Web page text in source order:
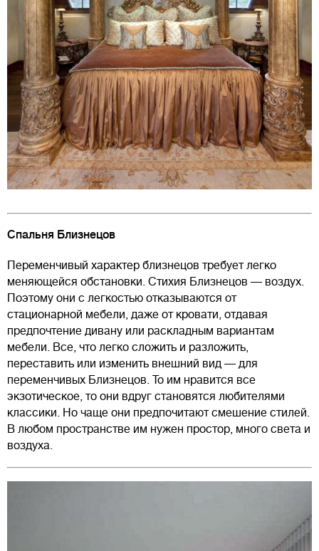
Спальня Близнецов
Переменчивый характер близнецов требует легко
меняющейся обстановки. Стихия Близнецов — воздух.
Поэтому они с легкостью отказываются от
стационарной мебели, даже от кровати, отдавая
предпочтение дивану или раскладным вариантам
мебели. Все, что легко сложить и разложить,
переставить или изменить внешний вид — для
переменчивых Близнецов. То им нравится все
экзотическое, то они вдруг становятся любителями
классики. Но чаще они предпочитают смешение стилей.
В любом пространстве им нужен простор, много света и
воздуха.